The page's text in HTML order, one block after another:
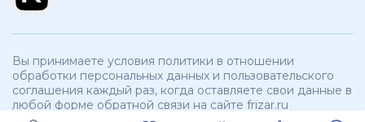
Вы принимаете условия политики в отношении
обработки персональных данных и пользовательского
соглашения каждый раз, когда оставляете свои данные в
любой форме обратной связи на сайте frizar.ru
ООО «Фризар». ИНН 3250534321 КПП 325701001 © 2012 -